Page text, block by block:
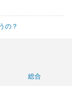
の？
総合